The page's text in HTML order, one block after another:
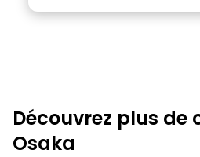
Découvrez plus de
Osaka